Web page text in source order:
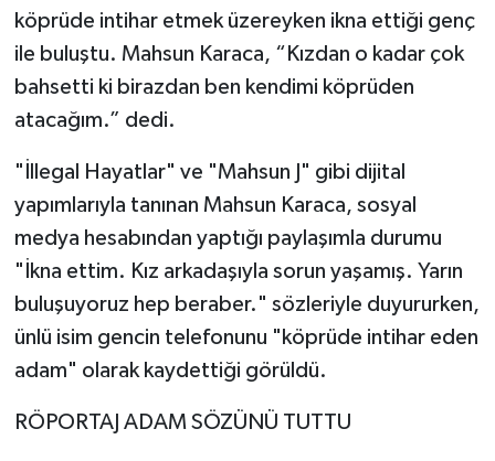
köprüde intihar etmek üzereyken ikna ettiği genç
ile buluştu. Mahsun Karaca, “Kızdan o kadar çok
bahsetti ki birazdan ben kendimi köprüden
atacağım.” dedi.
"İllegal Hayatlar" ve "Mahsun J" gibi dijital
yapımlarıyla tanınan Mahsun Karaca, sosyal
medya hesabından yaptığı paylaşımla durumu
"İkna ettim. Kız arkadaşıyla sorun yaşamış. Yarın
buluşuyoruz hep beraber." sözleriyle duyururken,
ünlü isim gencin telefonunu "köprüde intihar eden
adam" olarak kaydettiği görüldü.
RÖPORTAJ ADAM SÖZÜNÜ TUTTU